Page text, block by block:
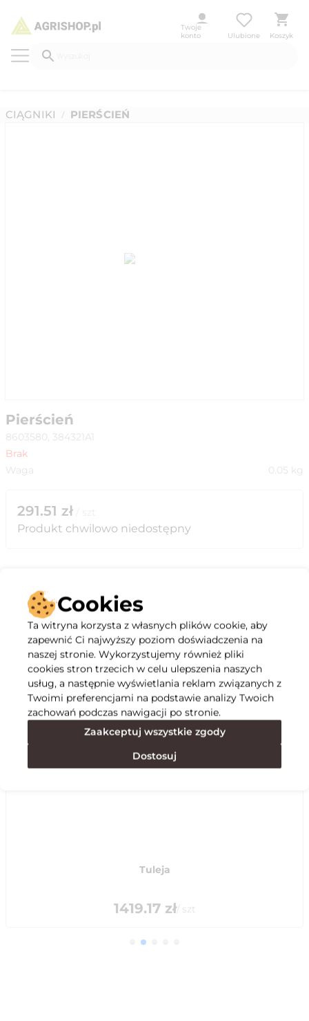
Twoje
konto
Ulubione Koszyk
CIĄGNIKI / PIERŚCIEŃ
Pierścień
8603580, 384321A1
Brak
Waga
0.05 kg
291.51 zł
Produkt chwilowo niedostępny
Opis
Specyfikacja
Polecane
Tuleja
1419.17zł/ szt
Cookies
Ta witryna korzysta z własnych plików cookie, aby
zapewnić Ci najwyższy poziom doświadczenia na
naszej stronie. Wykorzystujemy również pliki
cookies stron trzecich w celu ulepszenia naszych
usług, a następnie wyświetlania reklam związanych z
Twoimi preferencjami na podstawie analizy Twoich
zachowań podczas nawigacji po stronie.
Zaakceptuj wszystkie zgody
Dostosuj